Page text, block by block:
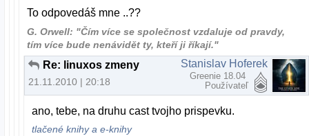
To odpovedáš mne ..??
G. Orwell: "Čím více se společnost vzdaluje od pravdy,
tím více bude nenávidět ty, kteří ji říkají."
Re: linuxos zmeny
21.11.2010 | 20:18
Stanislav Hoferek
Greenie 18.04
Používateľ
ano, tebe, na druhu cast tvojho prispevku.
tlačené knihy a e-knihy